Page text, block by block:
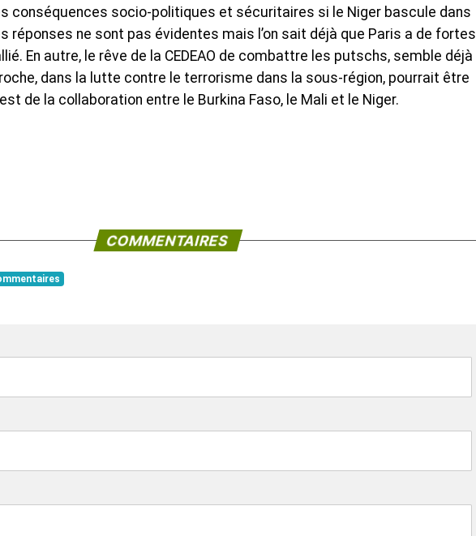
conséquences socio-politiques et sécuritaires si le Niger bascule dans
réponses ne sont pas évidentes mais l’on sait déjà que Paris a de fortes
En autre, le rêve de la CEDEAO de combattre les putschs, semble déjà
dans la lutte contre le terrorisme dans la sous-région, pourrait être
de la collaboration entre le Burkina Faso, le Mali et le Niger.
COMMENTAIRES